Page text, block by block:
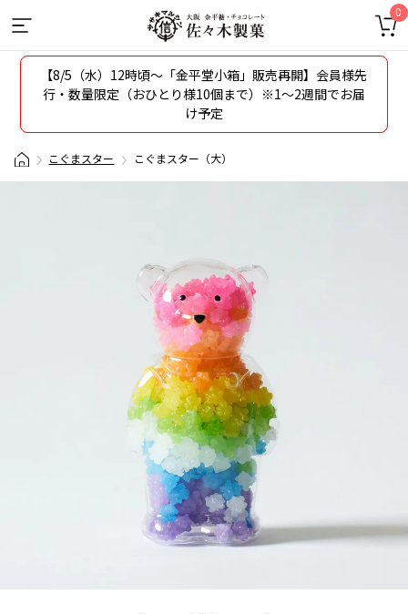
0
【8/5（水）12時頃〜「金平堂小箱」販売再開】会員様先
行・数量限定（おひとり様10個まで）※1～2週間でお届
け予定
こぐまスター こぐまスター（大）